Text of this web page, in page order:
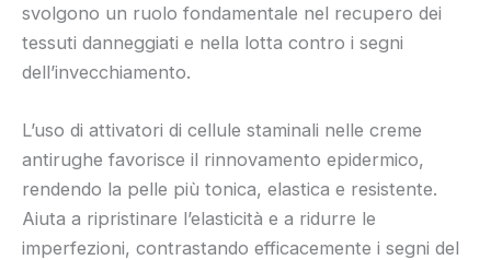
svolgono un ruolo fondamentale nel recupero dei
tessuti danneggiati e nella lotta contro i segni
dell’invecchiamento.
L’uso di attivatori di cellule staminali nelle creme
antirughe favorisce il rinnovamento epidermico,
rendendo la pelle più tonica, elastica e resistente.
Aiuta a ripristinare l’elasticità e a ridurre le
imperfezioni, contrastando efficacemente i segni del